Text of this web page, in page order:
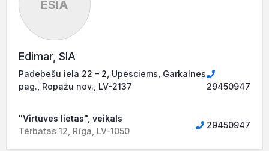
ESIA
Edimar, SIA
Padebešu iela 22 – 2, Upesciems, Garkalnes
pag., Ropažu nov., LV-2137
29450947
"Virtuves lietas", veikals
Tērbatas 12, Rīga, LV-1050
29450947